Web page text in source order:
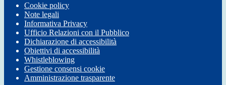
Cookie policy
Note legali
Informativa Privacy
Ufficio Relazioni con il Pubblico
Dichiarazione di accessibilità
Obiettivi di accessibilità
Whistleblowing
Gestione consensi cookie
Amministrazione trasparente